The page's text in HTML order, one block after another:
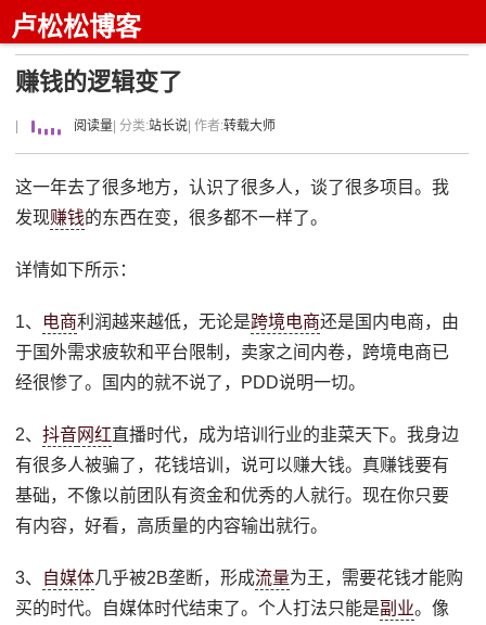
卢松松博客
赚钱的逻辑变了
阅读量 | 分类:站长说 | 作者:转载大师
这一年去了很多地方，认识了很多人，谈了很多项目。我
发现赚钱的东西在变，很多都不一样了。
详情如下所示：
1、 电商利润越来越低，无论是跨境电商还是国内电商，由
于国外需求疲软和平台限制，卖家之间内卷，跨境电商已
经很惨了。国内的就不说了，PDD说明一切。
2、抖音网红直播时代，成为培训行业的韭菜天下。我身边
有很多人被骗了，花钱培训，说可以赚大钱。真赚钱要有
基础，不像以前团队有资金和优秀的人就行。现在你只要
有内容，好看，高质量的内容输出就行。
3、 自媒体几乎被2B垄断，形成流量为王，需要花钱才能购
买的时代。自媒体时代结束了。个人打法只能是副业。像